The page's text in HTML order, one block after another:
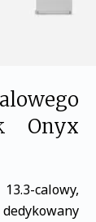
Onyx
calowy,